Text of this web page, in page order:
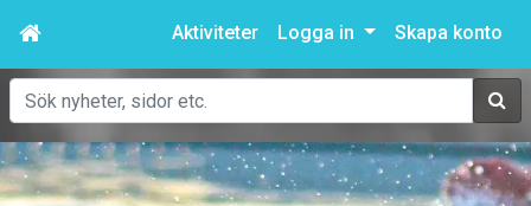
Aktiviteter Logga in Skapa konto
Sök